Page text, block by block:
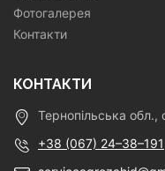
Фотогалерея
Контакти
КОНТАКТИ
Тернопільська обл.,
+38 (067) 24–38–191